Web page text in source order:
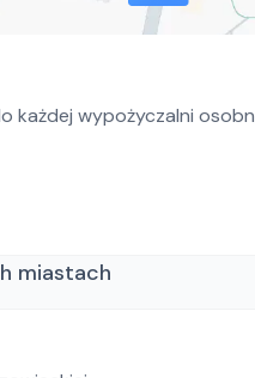
każdej wypożyczalni
miastach